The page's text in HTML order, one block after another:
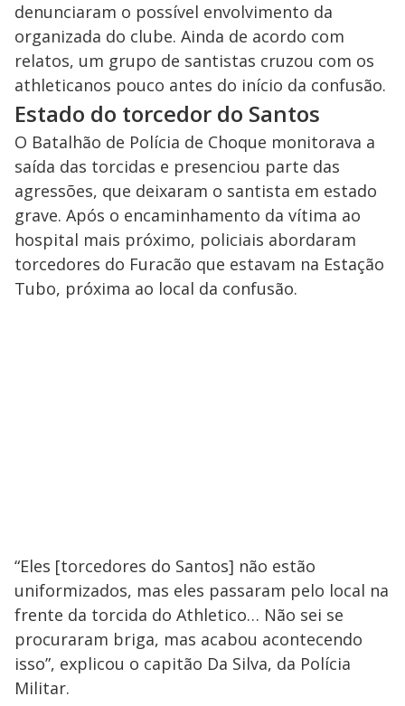
denunciaram o possível envolvimento da
organizada do clube. Ainda de acordo com
relatos, um grupo de santistas cruzou com os
athleticanos pouco antes do início da confusão.
Estado do torcedor do Santos
O Batalhão de Polícia de Choque monitorava a
saída das torcidas e presenciou parte das
agressões, que deixaram o santista em estado
grave. Após o encaminhamento da vítima ao
hospital mais próximo, policiais abordaram
torcedores do Furacão que estavam na Estação
Tubo, próxima ao local da confusão.
“Eles [torcedores do Santos] não estão
uniformizados, mas eles passaram pelo local na
frente da torcida do Athletico… Não sei se
procuraram briga, mas acabou acontecendo
isso”, explicou o capitão Da Silva, da Polícia
Militar.